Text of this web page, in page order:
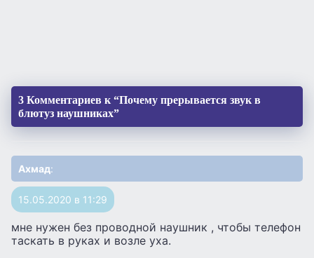
3 Комментариев к “Почему прерывается звук в
блютуз наушниках”
Ахмад:
15.05.2020 в 11:29
мне нужен без проводной наушник , чтобы телефон
таскать в руках и возле уха.